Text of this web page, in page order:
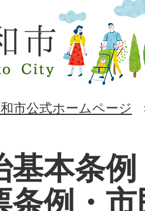
市公式ホームページ
基本条
条例・